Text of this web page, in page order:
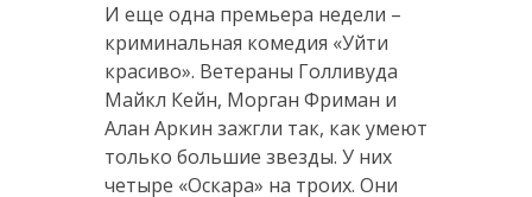
И еще одна премьера недели –
криминальная комедия «Уйти
красиво». Ветераны Голливуда
Майкл Кейн, Морган Фриман и
Алан Аркин зажгли так, как умеют
только большие звезды. У них
четыре «Оскара» на троих. Они